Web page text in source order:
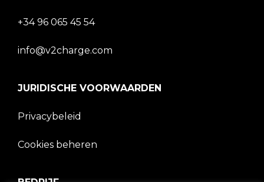
+34 96 065 45 54
info@v2charge.com
JURIDISCHE VOORWAARDEN
Privacybeleid
Cookies beheren